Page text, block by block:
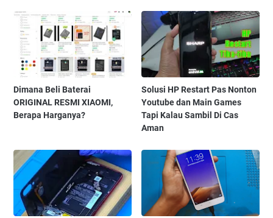
Dimana Beli Baterai
ORIGINAL RESMI XIAOMI,
Berapa Harganya?
Solusi HP Restart Pas Nonton
Youtube dan Main Games
Tapi Kalau Sambil Di Cas
Aman